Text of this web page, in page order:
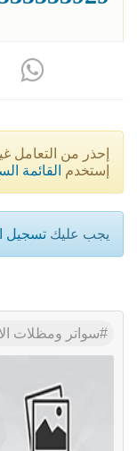
إحذر من التعامل
إستخدم القائمة
يجب عليك تسجيل
سواتر ومظلات الاختيار الاول